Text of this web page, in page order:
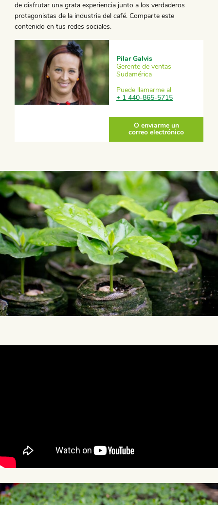
de disfrutar una grata experiencia junto a los verdaderos
protagonistas de la industria del café. Comparte este
contenido en tus redes sociales.
Pilar Galvis
Gerente de ventas
Sudamérica
Puede llamarme al
+ 1 440-865-5715
O enviarme un
correo electrónico